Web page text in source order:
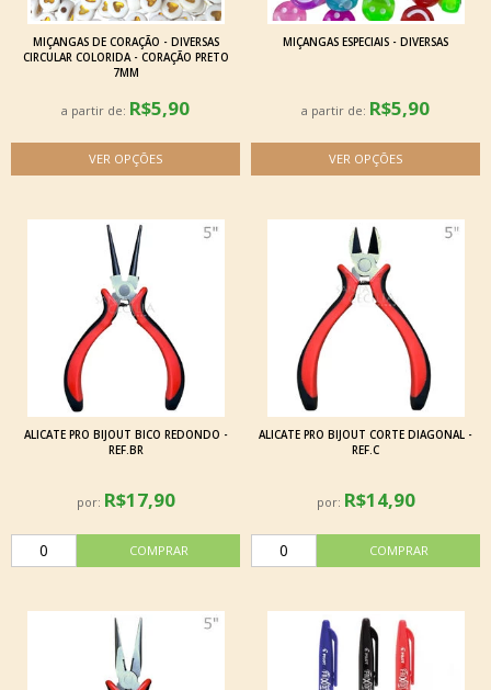
MIÇANGAS DE CORAÇÃO - DIVERSAS
CIRCULAR COLORIDA - CORAÇÃO PRETO
7MM
a partir de: R$5,90
MIÇANGAS ESPECIAIS - DIVERSAS
a partir de: R$5,90
ALICATE PRO BIJOUT BICO REDONDO -
REF.BR
por: R$17,90
ALICATE PRO BIJOUT CORTE DIAGONAL -
REF.C
por: R$14,90